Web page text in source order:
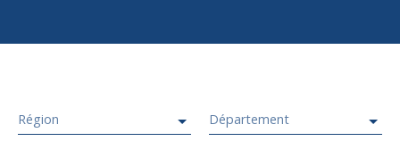
Région Département